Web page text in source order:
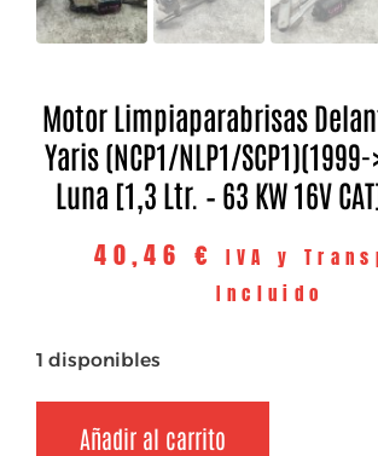
Motor Limpiaparabrisas
Yaris (NCP1/NLP1/
Luna [1,3 Ltr. – 63 KW 16V
40,46 €
IVA y
Incluido
1 disponibles
Añadir al carrito